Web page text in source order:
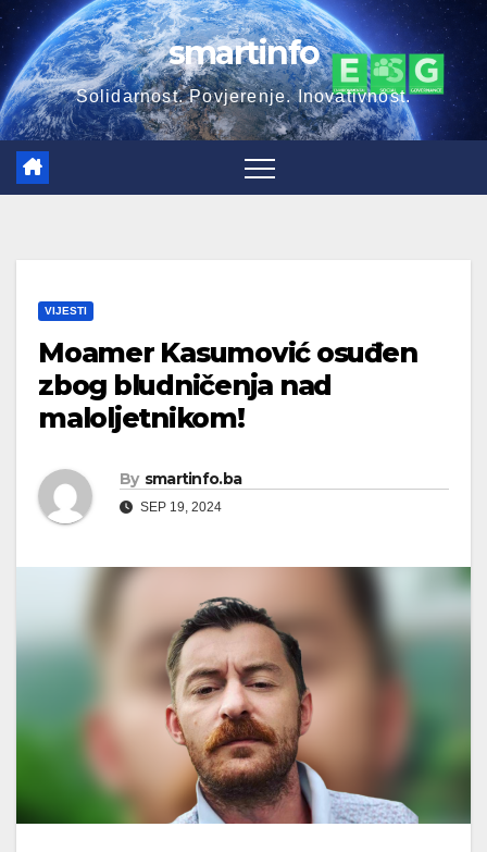
Skip
to
content
smartinfo
Solidarnost. Povjerenje. Inovativnost.
VIJESTI
Moamer Kasumović osuđen
zbog bludničenja nad
maloljetnikom!
By smartinfo.ba
SEP 19, 2024